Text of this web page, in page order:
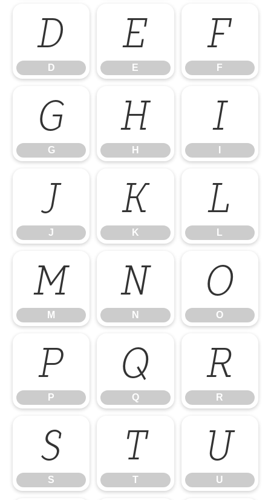
D
D
E
E
F
F
G
G
H
H
I
J
J
K
K
L
L
M
M
N
N
O
O
P
P
Q
Q
R
R
S
S
T
T
U
U